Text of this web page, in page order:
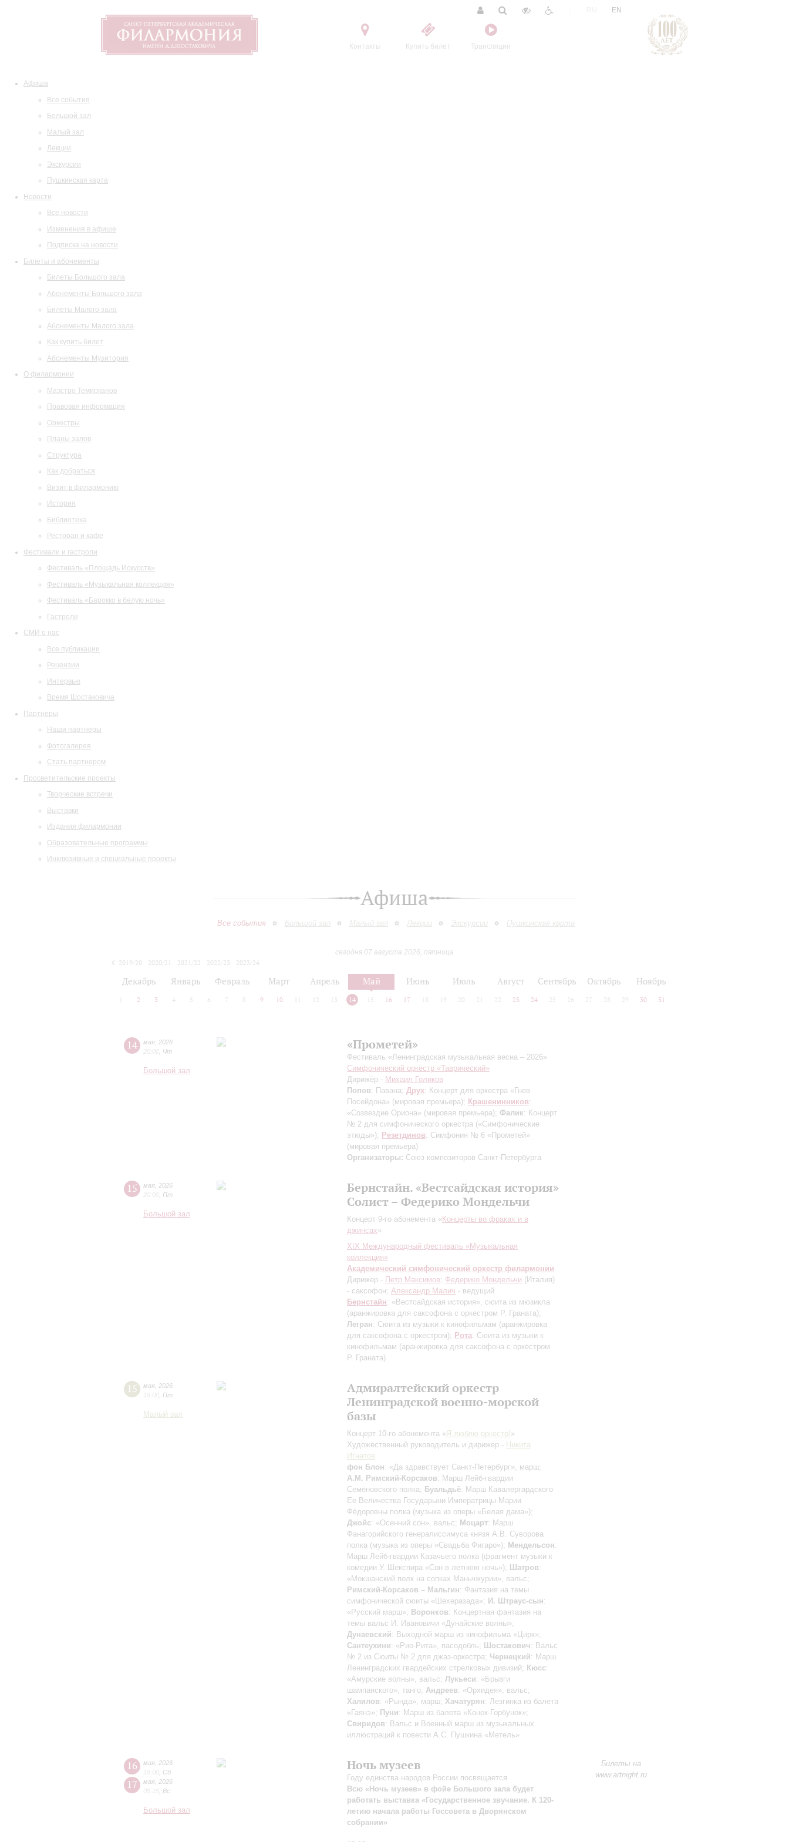
Контакты Купить билет Трансляции
EN
Афиша
Все события
Большой зал
Малый зал
Лекции
Экскурсии
Пушкинская карта
Новости
Все новости
Изменения в афише
Подписка на новости
Билеты и абонементы
Билеты Большого зала
Абонементы Большого зала
Билеты Малого зала
Абонементы Малого зала
Как купить билет
Абонементы Музитория
О филармонии
Маэстро Темирканов
Правовая информация
Оркестры
Планы залов
Структура
Как добраться
Визит в филармонию
История
Библиотека
Ресторан и кафе
Фестивали и гастроли
Фестиваль «Площадь Искусств»
Фестиваль «Музыкальная коллекция»
Фестиваль «Барокко в белую ночь»
Гастроли
СМИ о нас
Все публикации
Рецензии
Интервью
Время Шостаковича
Партнеры
Наши партнеры
Фотогалерея
Стать партнером
Просветительские проекты
Творческие встречи
Выставки
Издания филармонии
Образовательные программы
Инклюзивные и специальные проекты
Афиша
Все события Большой зал Малый зал Лекции Экскурсии Пушкинская карта
сегодня 07 августа 2026, пятница
2019/20
2020/21 2021/22 2022/23
2023/24
Декабрь Январь Февраль Март Апрель Май Июнь Июль Август Сентябрь Октябрь Ноябрь
2 3 4 5 6 7 8 9 10 12 13 14 15 16 17 18 19 20 21 22 23 24 25 26 27 28 29 30 31
14 мая 2026
20:00 Чт
Большой зал
«Прометей»
Фестиваль «Ленинградская музыкальная весна – 2026»
Симфонический оркестр «Таврический»
Дирижёр - Михаил Голиков
Попов: Павана; Друх: Концерт для оркестра «Гнев
Посейдона» (мировая премьера); Крашенинников:
«Созвездие Ориона» (мировая премьера); Фалик: Концерт
№ 2 для симфонического оркестра («Симфонические
этюды»); Резетдинов: Симфония № 6 «Прометей»
(мировая премьера)
Организаторы: Союз композиторов Санкт-Петербурга
15 мая 2026
20:00 Пт
Большой зал
Бернстайн. «Вестсайдская история»
Солист – Федерико Мондельчи
Концерт 9-го абонемента « Концерты во фраках и в
джинсах»
XIХ Международный фестиваль «Музыкальная
коллекция»
Академический симфонический оркестр филармонии
Дирижер - Петр Максимов; Федерико Мондельчи (Италия)
- саксофон; Александр Малич - ведущий
Бернстайн: «Вестсайдская история», сюита из мюзикла
(аранжировка для саксофона с оркестром Р. Граната);
Легран: Сюита из музыки к кинофильмам (аранжировка
для саксофона с оркестром); Рота: Сюита из музыки к
кинофильмам (аранжировка для саксофона с оркестром
Р. Граната)
15 мая 2026
19:00 Пт
Малый зал
Адмиралтейский оркестр
Ленинградской военно-морской
базы
Концерт 10-го абонемента «Я люблю оркестр! »
Художественный руководитель и дирижер - Никита
Игнатов
фон Блон: «Да здравствует Санкт-Петербург», марш;
А.М. Римский-Корсаков: Марш Лейб-гвардии
Семёновского полка; Буальдьё: Марш Кавалергардского
Ее Величества Государыни Императрицы Марии
Фёдоровны полка (музыка из оперы «Белая дама»);
Джойс: «Осенний сон», вальс; Моцарт: Марш
Фанагорийского генералиссимуса князя А.В. Суворова
полка (музыка из оперы «Свадьба Фигаро»); Мендельсон:
Марш Лейб-гвардии Казачьего полка (фрагмент музыки к
комедии У. Шекспира «Сон в летнюю ночь»); Шатров:
«Мокшанский полк на сопках Маньчжурии», вальс;
Римский-Корсаков – Мальгин: Фантазия на темы
симфонической сюиты «Шехеразада»; И. Штраус-сын:
«Русский марш»; Воронков: Концертная фантазия на
темы вальс И. Ивановичи «Дунайские волны»;
Дунаевский: Выходной марш из кинофильма «Цирк»;
Сантеухини: «Рио-Рита», пасодобль; Шостакович: Вальс
№ 2 из Сюиты № 2 для джаз-оркестра; Чернецкий: Марш
Ленинградских гвардейских стрелковых дивизий; Кюсс:
«Амурские волны», вальс; Лукьеси: «Брызги
шампанского», танго; Андреев: «Орхидея», вальс;
Халилов: «Рында», марш; Хачатурян: Лезгинка из балета
«Гаянэ»; Пуни: Марш из балета «Конек-Горбунок»;
Свиридов: Вальс и Военный марш из музыкальных
иллюстраций к повести А.С. Пушкина «Метель»
16 мая 2026
18:00 Сб
17 мая 2026
05:15
Вс
Большой зал
Ночь музеев
Году единства народов России посвящается
Всю «Ночь музеев» в фойе Большого зала будет
работать выставка «Государственное звучание. К 120-
летию начала работы Госсовета в Дворянском
собрании»
Билеты на
www.artnight.ru